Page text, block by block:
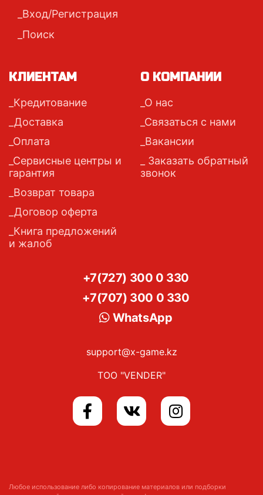
Вход/Регистрация
Поиск
КЛИЕНТАМ
Кредитование
Доставка
Оплата
Сервисные центры и
гарантия
Возврат товара
Договор оферта
Книга предложений
и жалоб
О КОМПАНИИ
О нас
Связаться с нами
Вакансии
Заказать обратный
звонок
+7(727) 300 0 330
+7(707) 300 0 330
WhatsApp
support@x-game.kz
ТОО "VENDER"
Любое использование либо копирование материалов или подборки